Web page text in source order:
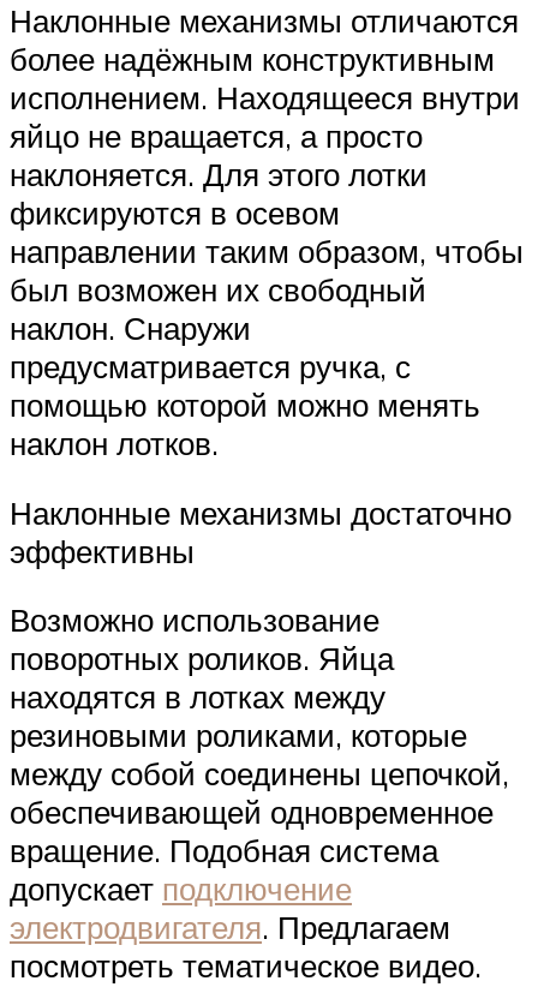
Наклонные механизмы отличаются
более надёжным конструктивным
исполнением. Находящееся внутри
яйцо не вращается, а просто
наклоняется. Для этого лотки
фиксируются в осевом
направлении таким образом, чтобы
был возможен их свободный
наклон. Снаружи
предусматривается ручка, с
помощью которой можно менять
наклон лотков.
Наклонные механизмы достаточно
эффективны
Возможно использование
поворотных роликов. Яйца
находятся в лотках между
резиновыми роликами, которые
между собой соединены цепочкой,
обеспечивающей одновременное
вращение. Подобная система
допускает подключение
электродвигателя. Предлагаем
посмотреть тематическое видео.